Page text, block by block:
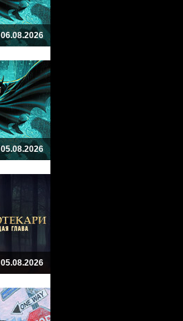
06.08.2026
05.08.2026
05.08.2026